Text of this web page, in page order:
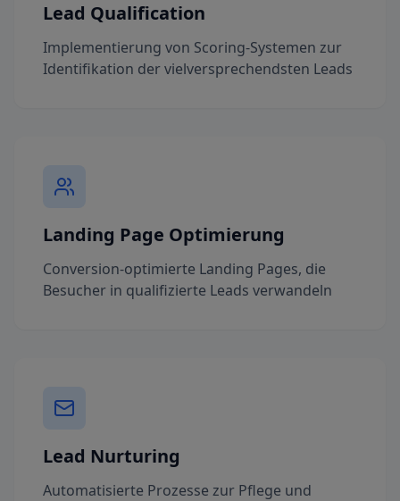
Lead Qualification
Implementierung von Scoring-Systemen zur
Identifikation der vielversprechendsten Leads
Landing Page Optimierung
Conversion-optimierte Landing Pages, die
Besucher in qualifizierte Leads verwandeln
Lead Nurturing
Automatisierte Prozesse zur Pflege und